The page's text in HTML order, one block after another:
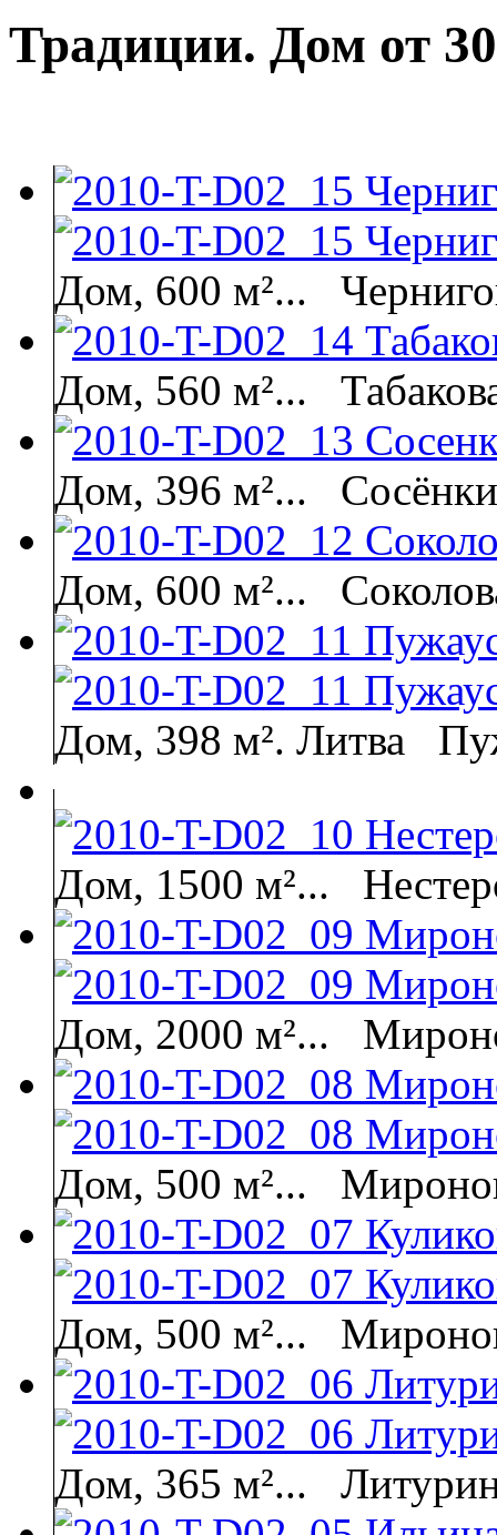
Традиции. Дом от
Дом, 600 м²...
Дом, 560 м²...
Дом, 396 м²...
Дом, 600 м²...
Дом, 398 м². Литва
Дом, 1500 м²...
Дом, 2000 м²...
Дом, 500 м²...
Дом, 500 м²...
Дом, 365 м²...